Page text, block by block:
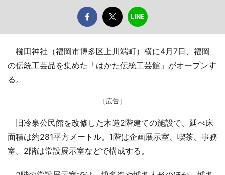
櫛田神社（福岡市博多区上川端町）横に4月7日、福岡
の伝統工芸品を集めた「はかた伝統工芸館」がオープンす
る。
［広告］
旧冷泉公民館を改修した木造2階建ての施設で、延べ床
面積は約281平方メートル。1階は企画展示室、喫茶、事務
室。2階は常設展示室などで構成する。